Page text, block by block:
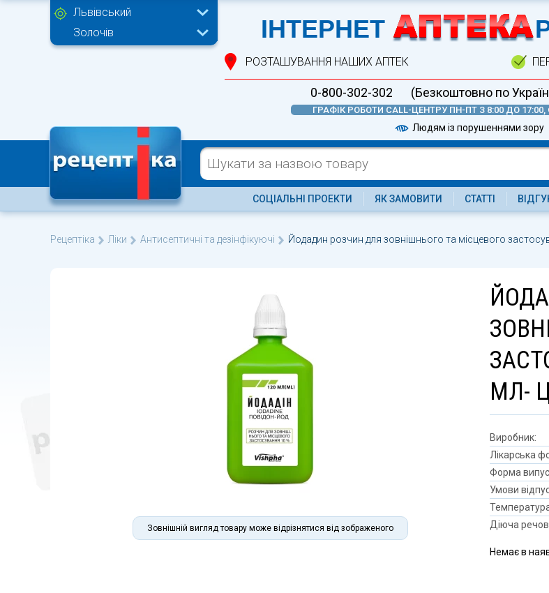
Львівський
Золочів
ІНТЕРНЕТ
РОЗТАШУВАННЯ НАШИХ АПТЕК
0-800-302-302 (Безкоштовно по
ГРАФІК РОБОТИ CALL-ЦЕНТРУ ПН-ПТ З 8:00 ДО
Людям із порушеннями зору
СОЦІАЛЬНІ ПРОЕКТИ ЯК ЗАМОВИТИ СТАТТІ
Рецептіка Ліки Антисептичні та дезінфікуючі Йодадин розчин для зовнішнього та місцевого
Зовнішній вигляд товару може відрізнятися від зображеного
МЛ-
Виробник:
Лікарська
Форма
Умови
Діюча
Немає в